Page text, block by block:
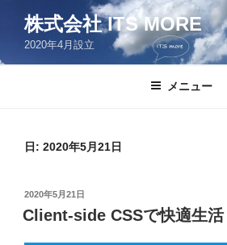
ン
株式会社 ITS MORE
2020年4月設立
メニュー
日: 2020年5月21日
投
稿
日:
2020年5月21日
Client-side CSSで快適生活